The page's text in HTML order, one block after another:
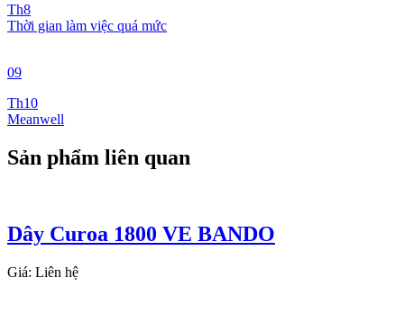
Th8
Thời gian làm việc quá mức
09
Th10
Meanwell
Sản phẩm liên quan
Dây Curoa 1800 VE BANDO
Giá: Liên hệ